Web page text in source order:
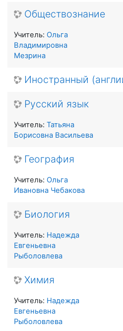
Обществознание
Учитель: Ольга
Владимировна
Мезрина
Иностранный
Русский язык
Учитель: Татьяна
Борисовна Васильева
География
Учитель: Ольга
Ивановна Чебакова
Биология
Учитель: Надежда
Евгеньевна
Рыболовлева
Химия
Учитель: Надежда
Евгеньевна
Рыболовлева